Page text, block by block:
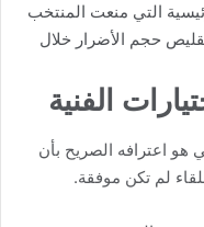
التي منعت المنتخب
تقليص حجم الأضرار خلال
الفنية
هو اعترافه الصريح بأن
لم تكن موفقة.